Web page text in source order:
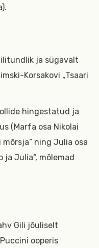
ja sügavalt
Korsakovi „Tsaari
hingestatud ja
(Marfa osa Nikolai
mõrsja“ ning Julia osa
ja Julia“, mõlemad
Gili jõuliselt
ooperis